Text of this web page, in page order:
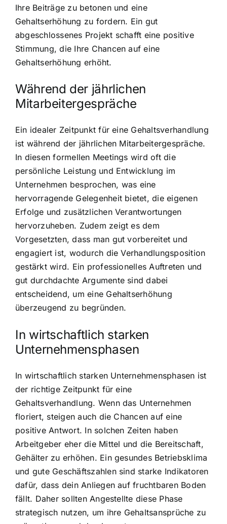
Ihre Beiträge zu betonen und eine
Gehaltserhöhung zu fordern. Ein gut
abgeschlossenes Projekt schafft eine positive
Stimmung, die Ihre Chancen auf eine
Gehaltserhöhung erhöht.
Während der jährlichen
Mitarbeitergespräche
Ein idealer Zeitpunkt für eine Gehaltsverhandlung
ist während der jährlichen Mitarbeitergespräche.
In diesen formellen Meetings wird oft die
persönliche Leistung und Entwicklung im
Unternehmen besprochen, was eine
hervorragende Gelegenheit bietet, die eigenen
Erfolge und zusätzlichen Verantwortungen
hervorzuheben. Zudem zeigt es dem
Vorgesetzten, dass man gut vorbereitet und
engagiert ist, wodurch die Verhandlungsposition
gestärkt wird. Ein professionelles Auftreten und
gut durchdachte Argumente sind dabei
entscheidend, um eine Gehaltserhöhung
überzeugend zu begründen.
In wirtschaftlich starken
Unternehmensphasen
In wirtschaftlich starken Unternehmensphasen ist
der richtige Zeitpunkt für eine
Gehaltsverhandlung. Wenn das Unternehmen
floriert, steigen auch die Chancen auf eine
positive Antwort. In solchen Zeiten haben
Arbeitgeber eher die Mittel und die Bereitschaft,
Gehälter zu erhöhen. Ein gesundes Betriebsklima
und gute Geschäftszahlen sind starke Indikatoren
dafür, dass dein Anliegen auf fruchtbaren Boden
fällt. Daher sollten Angestellte diese Phase
strategisch nutzen, um ihre Gehaltsansprüche zu